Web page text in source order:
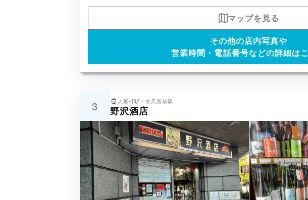
マップを見る
その他の店内写真や
営業時間・電話番号などの詳細は
3 人形町駅・水天宮前駅
野沢酒店